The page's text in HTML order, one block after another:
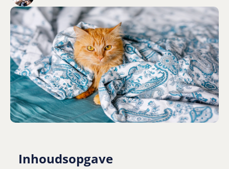
Inhoudsopgave